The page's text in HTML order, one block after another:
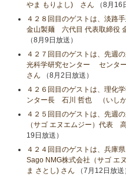
やま もりよし) さん （8月16
４２８回目のゲストは、淡路
金山製麺 六代目 代表取締役
（8月9日放送）
４２７回目のゲストは、先週
光科学研究センター セン
さん （8月2日放送）
４２６回目のゲストは、理
ンター長 石川 哲也 （いし
４２５回目のゲストは、先週
（サゴ エヌエムジー）代表
19日放送）
４２４回目のゲストは、兵庫
Sago NMG株式会社（サゴ
ま さとし) さん （7月12日放送